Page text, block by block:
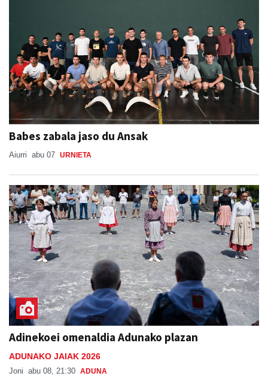
Babes zabala jaso du Ansak
Aiurri abu 07 URNIETA
Adinekoei omenaldia Adunako plazan
ADUNAKO JAIAK 2026
Joni abu 08, 21:30 ADUNA